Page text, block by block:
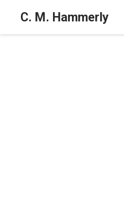
C. M. Hammerly